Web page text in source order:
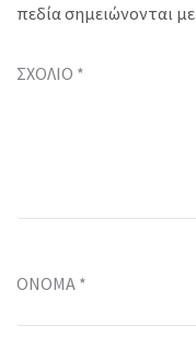
πεδία σημειώνονται με
ΣΧΌΛΙΟ *
ΌΝΟΜΑ *